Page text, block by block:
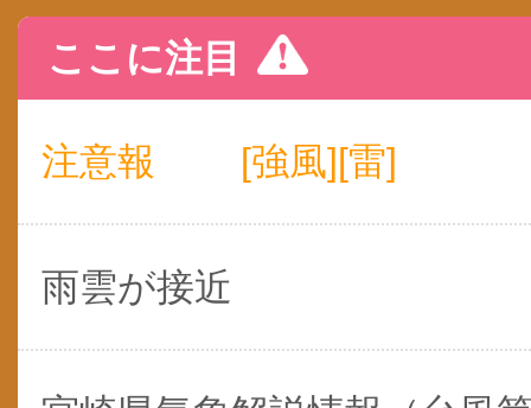
ここに注目
注意報 [強風][雷]
雨雲が接近